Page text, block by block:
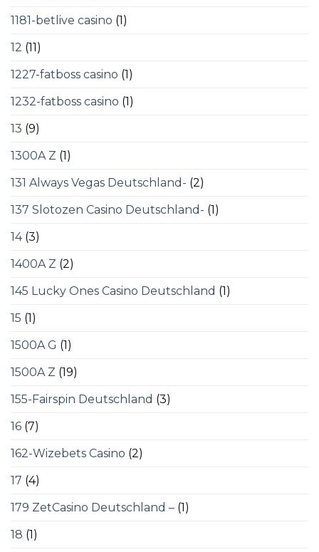
1181-betlive casino (1)
12 (11)
1227-fatboss casino (1)
1232-fatboss casino (1)
13 (9)
1300A Z (1)
131 Always Vegas Deutschland- (2)
137 Slotozen Casino Deutschland- (1)
14(3)
1400A Z (2)
145 Lucky Ones Casino Deutschland (1)
15 (1)
1500A G (1)
1500A Z (19)
155-Fairspin Deutschland (3)
16 (7)
162-Wizebets Casino (2)
17 (4)
179 ZetCasino Deutschland – (1)
18 (1)